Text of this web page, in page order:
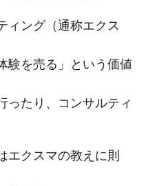
ィング（通称エクス
験を売る」という価値
ったり、コンサルティ
エクスマの教えに則